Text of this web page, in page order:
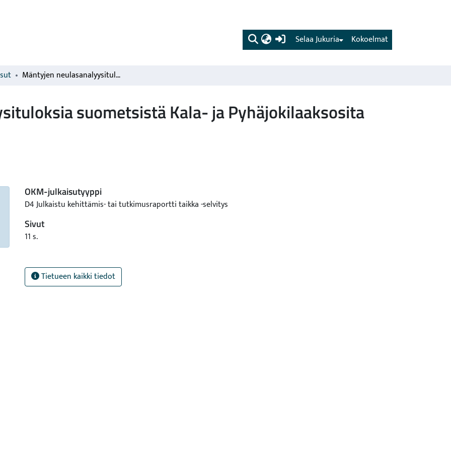
(current) Kokoelmat
Selaa Jukuria
Mäntyjen neulasanalyysituloksia suometsistä Kala- ja Pyhäjokilaaksosita talvella 2002-2003
suometsistä Kala- ja Pyhäjokilaaksosita
OKM-julkaisutyyppi
D4 Julkaistu kehittämis- tai tutkimusraportti taikka -selvitys
Sivut
11 s.
Tietueen kaikki tiedot